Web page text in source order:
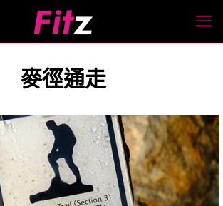
麥徑通走